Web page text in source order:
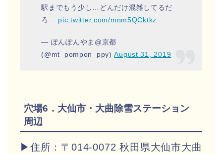
駅までもう少し…どんだけ混雑してるだ
ろ… pic.twitter.com/mnm5QCktkz
— ぽんぽんやま@京都
(@mt_pompon_ppy)August 31, 2019
穴場6．大仙市・大曲除雪ステーション
周辺
▶住所：〒014-0072 秋田県大仙市大曲